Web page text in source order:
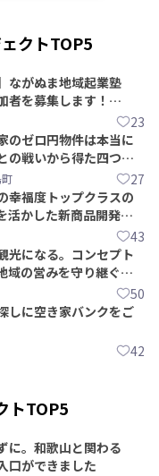
クトTOP5
ながぬま地域起業塾
者を募集します！
23
のゼロ円物件は本当に
の戦いから得た四つの
27
幸福度トップクラスの
活かした新商品開発＆
43
光になる。コンセプト
域の営みを守り継ぐ仲
50
しに空き家バンクをご
42
トTOP5
に。和歌山と関わる
口ができました